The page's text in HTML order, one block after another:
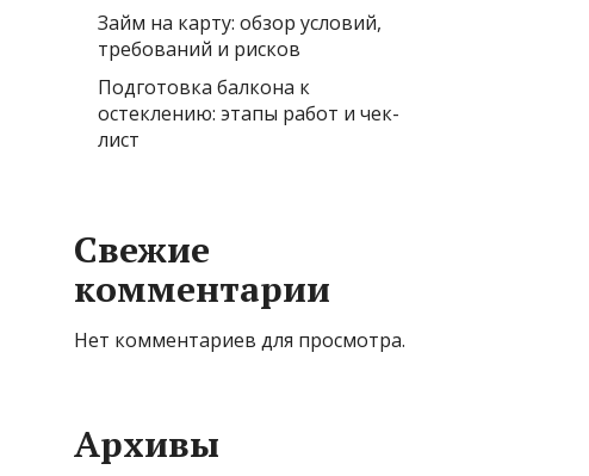
Займ на карту: обзор условий,
требований и рисков
Подготовка балкона к
остеклению: этапы работ и чек-
лист
Свежие
комментарии
Нет комментариев для просмотра.
Архивы